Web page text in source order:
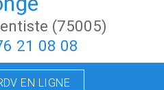
(75005)
21 08 08
EN LIGNE